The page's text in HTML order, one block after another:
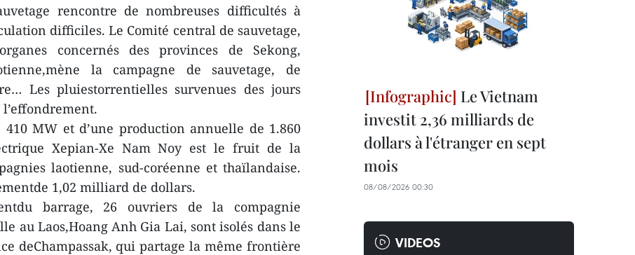
rencontre de nombreuses difficultés à
difficiles. Le Comité central de sauvetage,
concernés des provinces de Sekong,
la campagne de sauvetage, de
Les pluiestorrentielles survenues des jours
410 MW et d’une production annuelle de 1.860
Xepian-Xe Nam Noy est le fruit de la
laotienne, sud-coréenne et thaïlandaise.
1,02 milliard de dollars.
barrage, 26 ouvriers de la compagnie
au Laos,Hoang Anh Gia Lai, sont isolés dans le
deChampassak, qui partage la même frontière
Le Vietnam
investit 2,36 milliards de
dollars à l'étranger en sept
mois
08/08/2026 00:30
VIDEOS